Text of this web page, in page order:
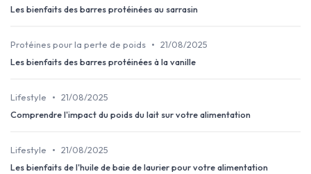
Les bienfaits des barres protéinées au sarrasin
Protéines pour la perte de poids • 21/08/2025
Les bienfaits des barres protéinées à la vanille
Lifestyle • 21/08/2025
Comprendre l'impact du poids du lait sur votre alimentation
Lifestyle • 21/08/2025
Les bienfaits de l'huile de baie de laurier pour votre alimentation